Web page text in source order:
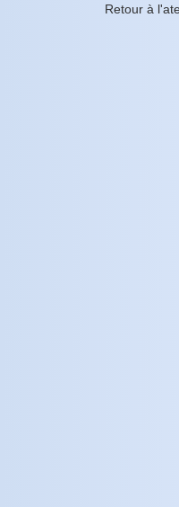
Retour à